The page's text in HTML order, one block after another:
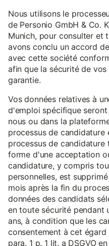
Nous utilisons le
de Personio GmbH & Co.
Munich, pour consulter et
avons conclu un accord
avec cette société
afin que la sécurité de
garantie.
Vos données relatives à
d'emploi spécifique
nous ou dans la
processus de candidature
processus de candidature
forme d'une acceptation
candidature, y compris
personnelles, est
mois après la fin du
données des candidats
en toute sécurité pendant
ans, à condition que les
consentement à cet
para. 1 p. 1 lit. a DSGVO